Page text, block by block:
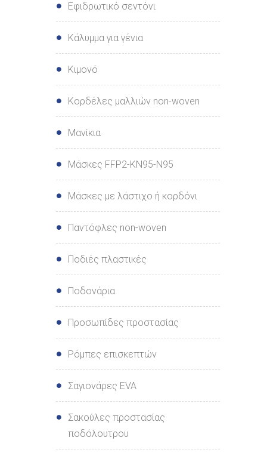
Εφιδρωτικό σεντόνι
Κάλυμμα για γένια
Κιμονό
Κορδέλες μαλλιών non-woven
Μανίκια
Μάσκες FFP2-ΚΝ95-Ν95
Μάσκες με λάστιχο ή κορδόνι
Παντόφλες non-woven
Ποδιές πλαστικές
Ποδονάρια
Προσωπίδες προστασίας
Ρόμπες επισκεπτών
Σαγιονάρες EVA
Σακούλες προστασίας
ποδόλουτρου